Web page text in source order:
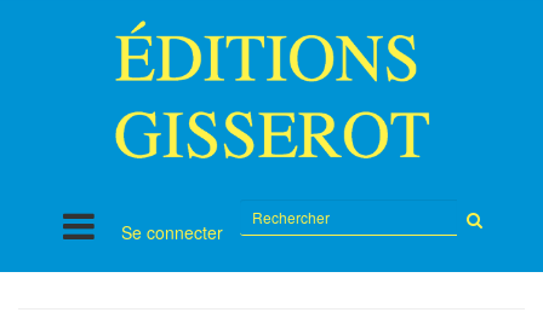
Se connecter
sur